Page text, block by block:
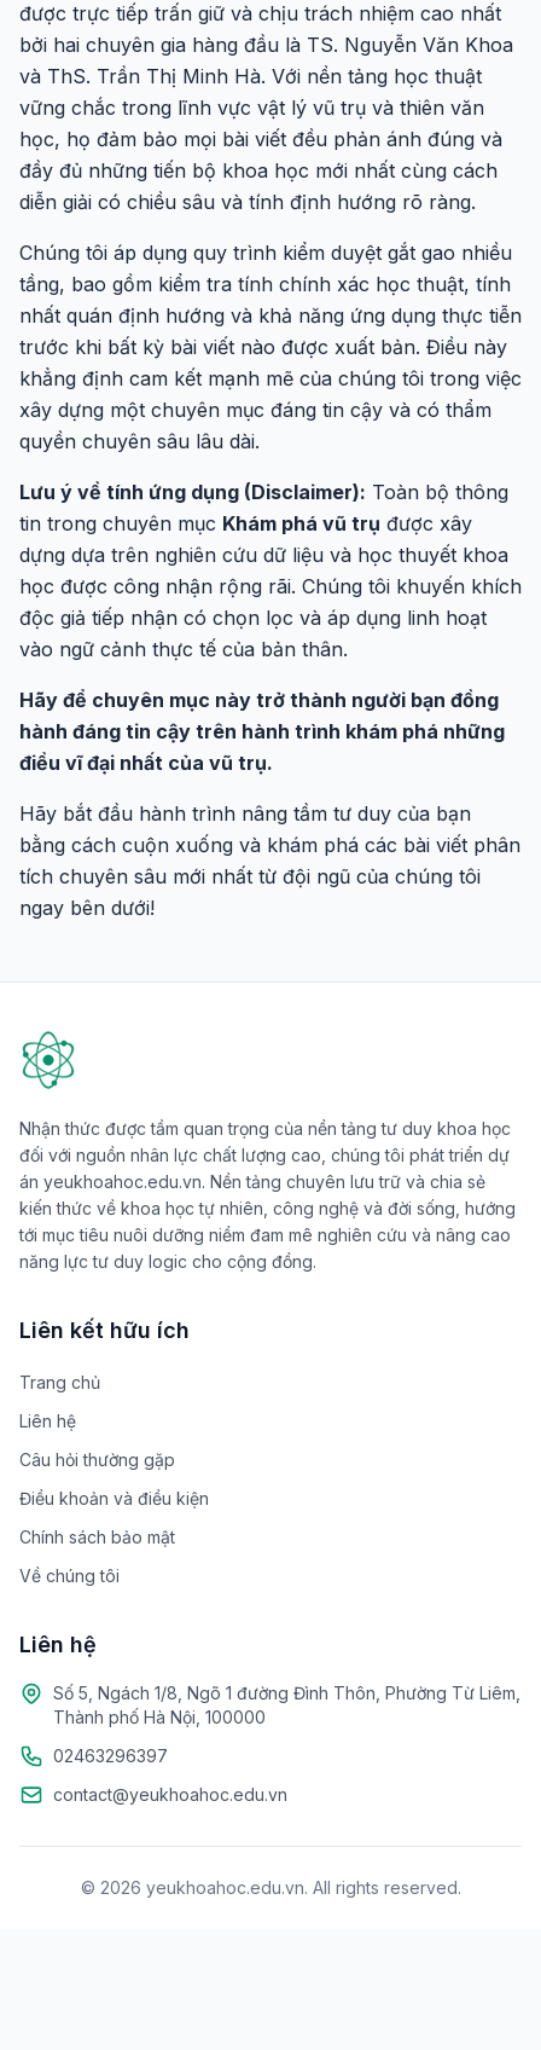
được trực tiếp trấn giữ và chịu trách nhiệm cao nhất
bởi hai chuyên gia hàng đầu là TS. Nguyễn Văn Khoa
và ThS. Trần Thị Minh Hà. Với nền tảng học thuật
vững chắc trong lĩnh vực vật lý vũ trụ và thiên văn
học, họ đảm bảo mọi bài viết đều phản ánh đúng và
đầy đủ những tiến bộ khoa học mới nhất cùng cách
diễn giải có chiều sâu và tính định hướng rõ ràng.
Chúng tôi áp dụng quy trình kiểm duyệt gắt gao nhiều
tầng, bao gồm kiểm tra tính chính xác học thuật, tính
nhất quán định hướng và khả năng ứng dụng thực tiễn
trước khi bất kỳ bài viết nào được xuất bản. Điều này
khẳng định cam kết mạnh mẽ của chúng tôi trong việc
xây dựng một chuyên mục đáng tin cậy và có thẩm
quyền chuyên sâu lâu dài.
Lưu ý về tính ứng dụng (Disclaimer): Toàn bộ thông
tin trong chuyên mục Khám phá vũ trụ được xây
dựng dựa trên nghiên cứu dữ liệu và học thuyết khoa
học được công nhận rộng rãi. Chúng tôi khuyến khích
độc giả tiếp nhận có chọn lọc và áp dụng linh hoạt
vào ngữ cảnh thực tế của bản thân.
Hãy để chuyên mục này trở thành người bạn đồng
hành đáng tin cậy trên hành trình khám phá những
điều vĩ đại nhất của vũ trụ.
Hãy bắt đầu hành trình nâng tầm tư duy của bạn
bằng cách cuộn xuống và khám phá các bài viết phân
tích chuyên sâu mới nhất từ đội ngũ của chúng tôi
ngay bên dưới!
Nhận thức được tầm quan trọng của nền tảng tư duy khoa học
đối với nguồn nhân lực chất lượng cao, chúng tôi phát triển dự
án yeukhoahoc.edu.vn. Nền tảng chuyên lưu trữ và chia sẻ
kiến thức về khoa học tự nhiên, công nghệ và đời sống, hướng
tới mục tiêu nuôi dưỡng niềm đam mê nghiên cứu và nâng cao
năng lực tư duy logic cho cộng đồng.
Liên kết hữu ích
Trang chủ
Liên hệ
Câu hỏi thường gặp
Điều khoản và điều kiện
Chính sách bảo mật
Về chúng tôi
Liên hệ
Số 5, Ngách 1/8, Ngõ 1 đường Đình Thôn, Phường Từ Liêm,
Thành phố Hà Nội, 100000
02463296397
contact@yeukhoahoc.edu.vn
© 2026 yeukhoahoc.edu.vn. All rights reserved.